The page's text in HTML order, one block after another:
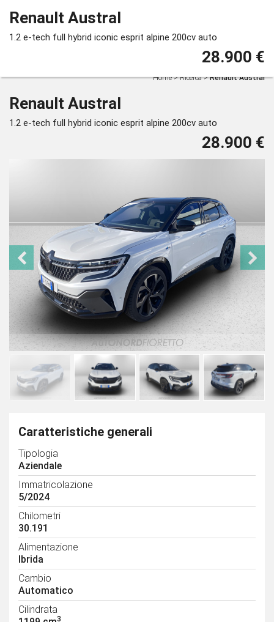
Home>Ricerca>Renault Austral
Renault Austral
1.2 e-tech full hybrid iconic esprit alpine 200cv auto
28.900 €
Caratteristiche generali
Tipologia
Aziendale
Immatricolazione
5/2024
Chilometri
30.191
Alimentazione
Ibrida
Cambio
Automatico
Cilindrata
3
Renault Austral
1.2 e-tech full hybrid iconic esprit alpine 200cv auto
28.900 €